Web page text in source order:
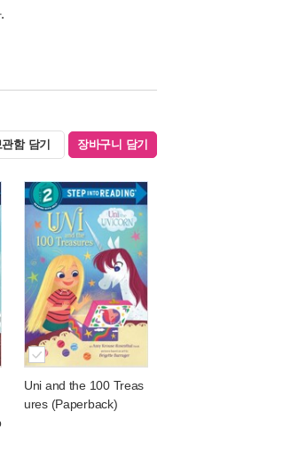
관함 담기 장바구니 담기
Uni and the 100 Treas
ures (Paperback)